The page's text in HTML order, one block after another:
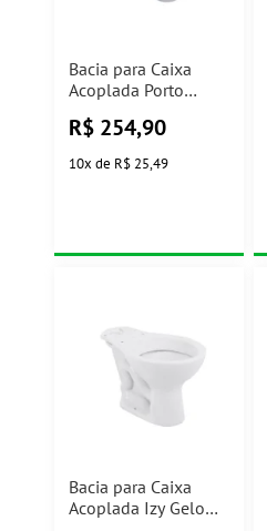
Bacia para Caixa
Acoplada Porto
R$ 254,90
10x de R$ 25,49
Bacia para Caixa
Acoplada Izy Gelo